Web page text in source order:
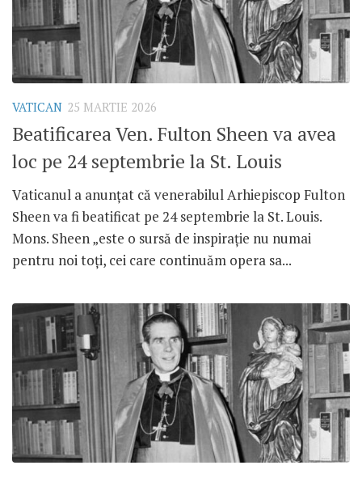
VATICAN 25 MARTIE 2026
Beatificarea Ven. Fulton Sheen va avea
loc pe 24 septembrie la St. Louis
Vaticanul a anunțat că venerabilul Arhiepiscop Fulton
Sheen va fi beatificat pe 24 septembrie la St. Louis.
Mons. Sheen „este o sursă de inspirație nu numai
pentru noi toți, cei care continuăm opera sa...